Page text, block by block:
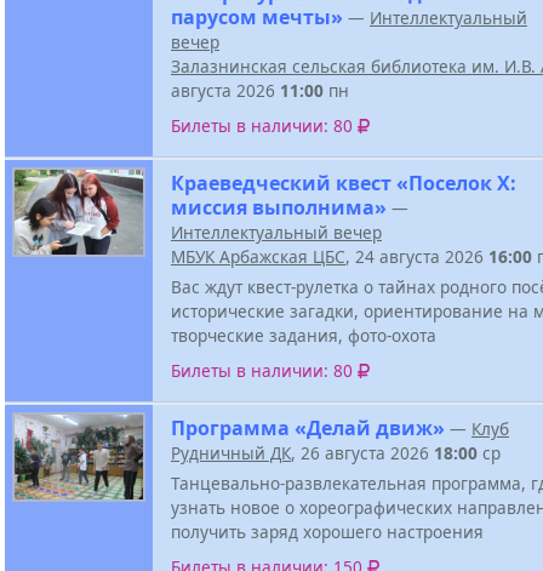
парусом мечты» — Интеллектуальный
вечер
Залазнинская сельская библиотека им.
августа 2026 11:00 пн
Билеты в наличии: 80
Краеведческий квест «Поселок Х:
миссия выполнима» —
Интеллектуальный вечер
МБУК Арбажская ЦБС, 24 августа 2026 16:00
Вас ждут квест-рулетка о тайнах родного
исторические загадки, ориентирование на
творческие задания, фото-охота
Билеты в наличии: 80
Программа «Делай движ» — Клуб
Рудничный ДК, 26 августа 2026 18:00 ср
Танцевально-развлекательная программа,
узнать новое о хореографических
получить заряд хорошего настроения